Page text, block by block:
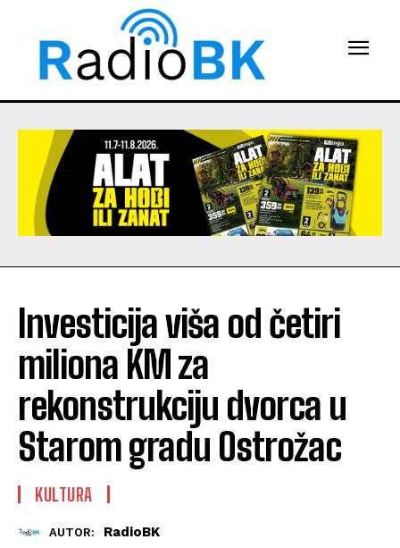
Investicija viša od četiri
miliona KM za
rekonstrukciju dvorca u
Starom gradu Ostrožac
KULTURA
AUTOR: RadioBK